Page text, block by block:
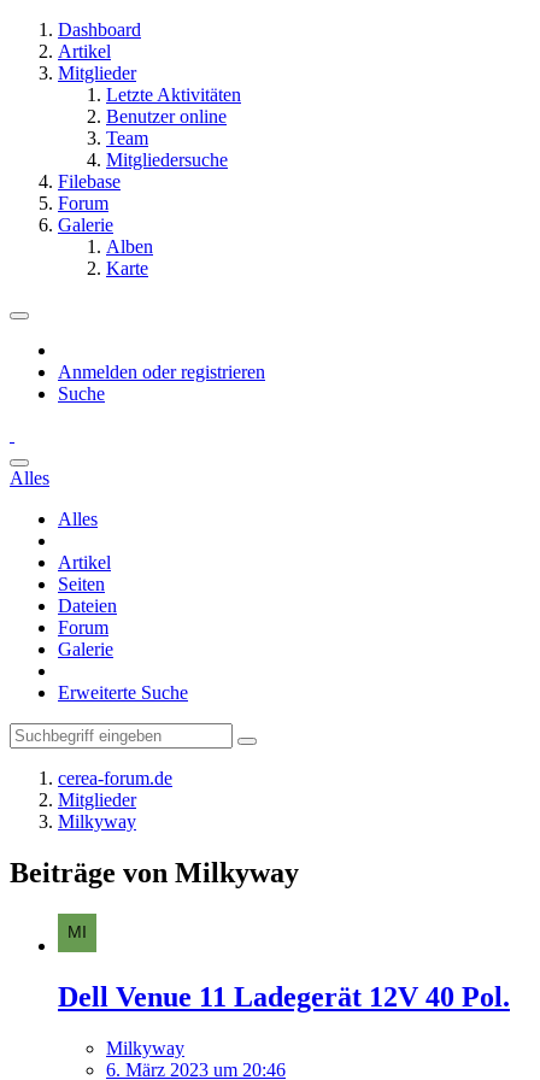
Dashboard
Artikel
Mitglieder
Letzte Aktivitäten
Benutzer online
Team
Mitgliedersuche
Filebase
Forum
Galerie
Alben
Karte
Anmelden oder registrieren
Suche
Alles
Alles
Artikel
Seiten
Dateien
Forum
Galerie
Erweiterte Suche
cerea-forum.de
Mitglieder
Milkyway
Beiträge von Milkyway
Dell Venue 11 Ladegerät 12V 40 Pol.
Milkyway
6. März 2023 um 20:46